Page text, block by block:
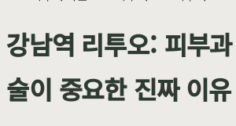
강남역 리투오: 피부
술이 중요한 진짜 이유